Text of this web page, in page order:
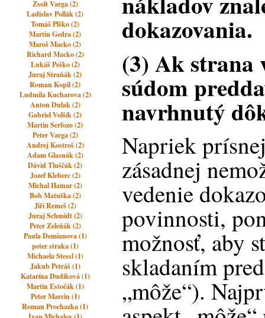
Zsolt Varga (2)
Ladislav Pollák (2)
Tomáš Plško (2)
Martin Gedra (2)
Maroš Macko (2)
Richard Macko (2)
Lukáš Peško (2)
Juraj Straňák (2)
Roman Kopil (2)
Ludmila Kucharova (2)
Anton Dulak (2)
Gabriel Volšík (2)
Martin Serfozo (2)
Peter Varga (2)
Andrej Kostroš (2)
Adam Glasnák (2)
Dávid Tluščák (2)
Jozef Kleberc (2)
Michal Hamar (2)
Bob Matuška (2)
Jiří Remeš (2)
Juraj Schmidt (2)
Peter Zeleňák (2)
Paula Demianova (1)
peter straka (1)
Michaela Stessl (1)
Jakub Petráš (1)
Katarína Dudíková (1)
Martin Estočák (1)
Peter Marcin (1)
Roman Prochazka (1)
dokazovania.
(3) Ak strana
súdom
navrhnutý
Napriek
zásadnej
vedenie
povinnosti,
možnosť, aby
skladaním
„môže“).